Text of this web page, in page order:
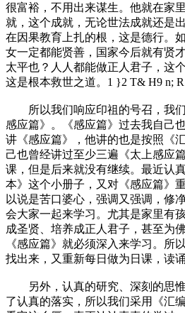
很富裕，不用出来谋生。他就在家
就，这个成就，无论世法成就还是
在因果教育上扎的根，这是德行。
女一定都能贤善，国家今后就有贤
太平也？人人都能做正人君子，这
这是根本救世之道。 1 }2 T& H9 n; R
所以我们响应印祖的号召，我们
感应篇》。《感应篇》过去我自己
讲《感应篇》，他讲的也是按照《
己也曾经讲过至少三遍《太上感应
课，但是后来就没有继续。最近认
本》这个小册子，又对《感应篇》
以说是苦口婆心，强调又强调，修
会大家一起来学习。尤其是家里有
成圣贤、培养成正人君子，甚至为
《感应篇》就必须深入来学习。所
找出来，又重新每日做为日课，读诵
另外，认真的研究、深刻的思惟
了认真的落实，所以我们采用《汇